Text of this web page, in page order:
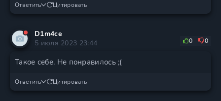
Ответить Цитировать
D1m4ce
5 июля 2023 23:44
0 0
Такое себе. Не понравилось ;(
Ответить Цитировать